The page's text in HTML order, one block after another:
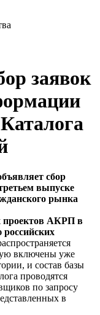
заявок
сбор
выпуске
рынка
проектов АКРП в
включены уже
и состав базы
проводятся
по запросу
в